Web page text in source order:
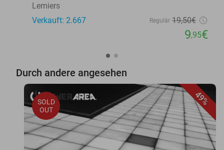
Lemiers
Verkauft: 2.667
Regulär 19,50€
9,95€
Durch andere angesehen
49%
SOLD
OUT